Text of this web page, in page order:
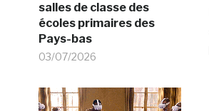
salles de classe des
écoles primaires des
Pays-bas
03/07/2026